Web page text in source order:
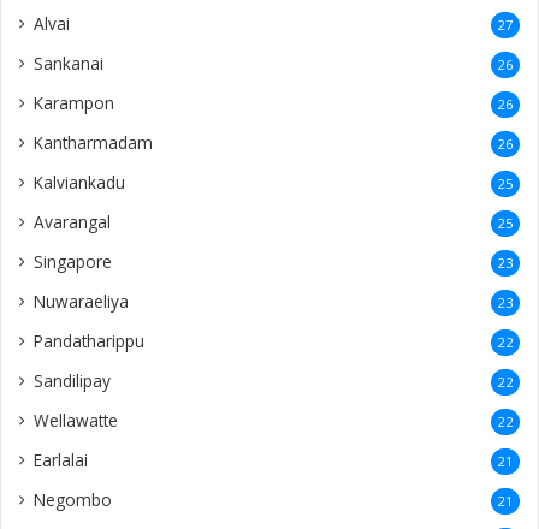
Earlalai 21
Negombo 21
Thavadi 21
Mandaitivu 20
Chundikuli 20
Saravanai 20
Mathakal 20
Palali 20
USA 19
Kankesanturai 18
Varany 18
Kuppilan 18
Anaicoddai 18